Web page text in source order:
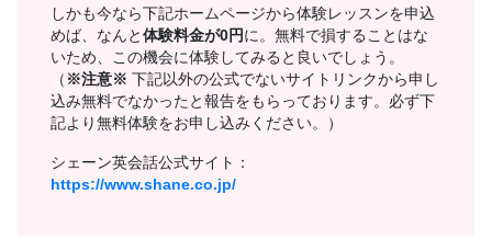
しかも今なら下記ホームページから体験レッスンを申込
めば、なんと 体験料金が0円 に。無料で損することはな
いため、この機会に体験してみると良いでしょう。
（ ※注意※ 下記以外の公式でないサイトリンクから申し
込み無料でなかったと報告をもらっております。必ず下
記より無料体験をお申し込みください。）
シェーン英会話公式サイト：
https://www.shane.co.jp/